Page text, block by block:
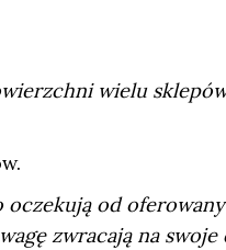
wielu
od
zwracają na swoje